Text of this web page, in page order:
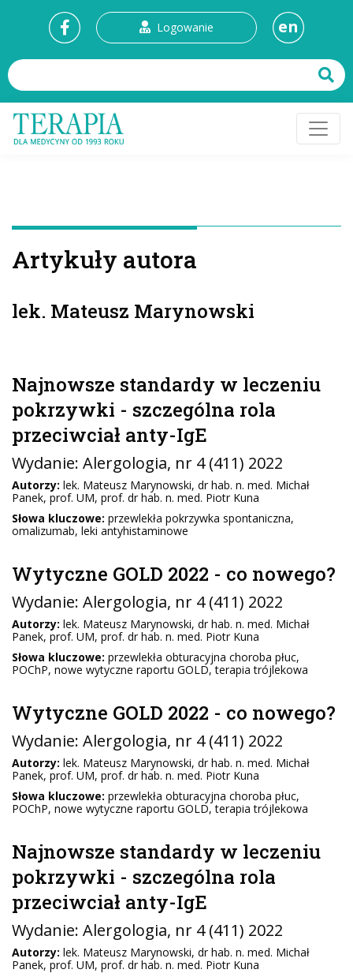
Logowanie en
Artykuły autora
lek. Mateusz Marynowski
Najnowsze standardy w leczeniu
pokrzywki - szczególna rola
przeciwciał anty-IgE
Wydanie: Alergologia, nr 4 (411) 2022
Autorzy: lek. Mateusz Marynowski, dr hab. n. med. Michał
Panek, prof. UM, prof. dr hab. n. med. Piotr Kuna
Słowa kluczowe: przewlekła pokrzywka spontaniczna,
omalizumab, leki antyhistaminowe
Wytyczne GOLD 2022 - co nowego?
Wydanie: Alergologia, nr 4 (411) 2022
Autorzy: lek. Mateusz Marynowski, dr hab. n. med. Michał
Panek, prof. UM, prof. dr hab. n. med. Piotr Kuna
Słowa kluczowe: przewlekła obturacyjna choroba płuc,
POChP, nowe wytyczne raportu GOLD, terapia trójlekowa
Wytyczne GOLD 2022 - co nowego?
Wydanie: Alergologia, nr 4 (411) 2022
Autorzy: lek. Mateusz Marynowski, dr hab. n. med. Michał
Panek, prof. UM, prof. dr hab. n. med. Piotr Kuna
Słowa kluczowe: przewlekła obturacyjna choroba płuc,
POChP, nowe wytyczne raportu GOLD, terapia trójlekowa
Najnowsze standardy w leczeniu
pokrzywki - szczególna rola
przeciwciał anty-IgE
Wydanie: Alergologia, nr 4 (411) 2022
Autorzy: lek. Mateusz Marynowski, dr hab. n. med. Michał
Panek, prof. UM, prof. dr hab. n. med. Piotr Kuna